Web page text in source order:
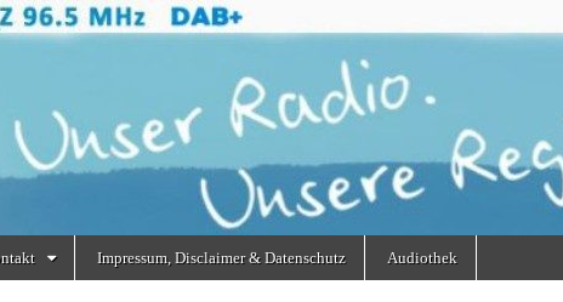
Impressum, Disclaimer & Datenschutz Audiothek